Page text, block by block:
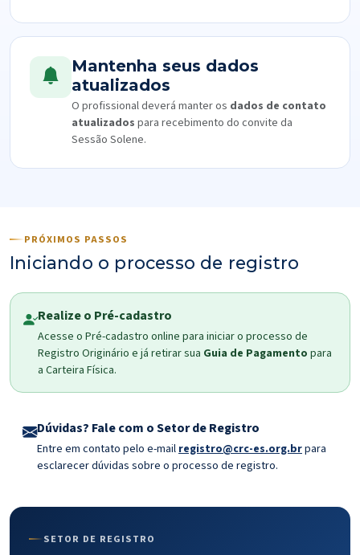
Mantenha seus dados
atualizados
O profissional deverá manter os dados de contato
atualizados para recebimento do convite da
Sessão Solene.
PRÓXIMOS PASSOS
Iniciando o processo de registro
Realize o Pré-cadastro
Acesse o Pré-cadastro online para iniciar o processo de
Registro Originário e já retirar sua Guia de Pagamento para
a Carteira Física.
Dúvidas? Fale com o Setor de Registro
Entre em contato pelo e-mailregistro@crc-es.org.brpara
esclarecer dúvidas sobre o processo de registro.
SETOR DE REGISTRO